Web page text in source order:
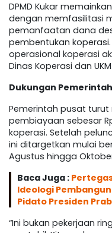
DPMD Kukar
dengan memfasilitasi
pemanfaatan dana
pembentukan
operasional koperasi
Dinas Koperasi dan UKM.
Dukungan
Pemerintah pusat
pembiayaan sebesar
koperasi. Setelah
ini ditargetkan mulai
Agustus hingga
Baca Juga :
Ideologi
Pidato Presiden
“Ini bukan pekerjaan